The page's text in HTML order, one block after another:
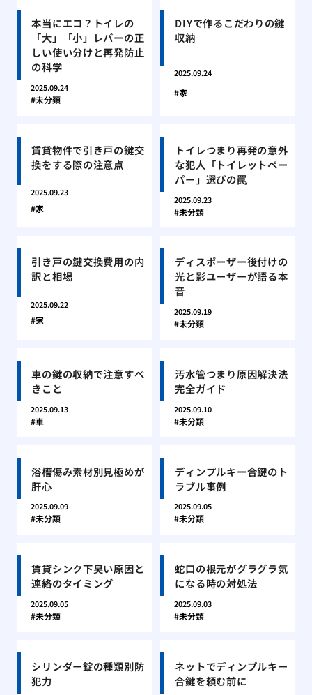
本当にエコ？トイレの
「大」「小」レバーの正
しい使い分けと再発防止
の科学
2025.09.24
未分類
DIYで作るこだわりの鍵
収納
2025.09.24
家
賃貸物件で引き戸の鍵交
換をする際の注意点
2025.09.23
家
トイレつまり再発の意外
な犯人「トイレットペー
パー」選びの罠
2025.09.23
未分類
引き戸の鍵交換費用の内
訳と相場
2025.09.22
家
ディスポーザー後付けの
光と影ユーザーが語る本
音
2025.09.19
未分類
車の鍵の収納で注意すべ
きこと
2025.09.13
車
汚水管つまり原因解決法
完全ガイド
2025.09.10
未分類
浴槽傷み素材別見極めが
肝心
2025.09.09
未分類
ディンプルキー合鍵のト
ラブル事例
2025.09.05
未分類
賃貸シンク下臭い原因と
連絡のタイミング
2025.09.05
未分類
蛇口の根元がグラグラ気
になる時の対処法
2025.09.03
未分類
シリンダー錠の種類別防
犯力
ネットでディンプルキー
合鍵を頼む前に